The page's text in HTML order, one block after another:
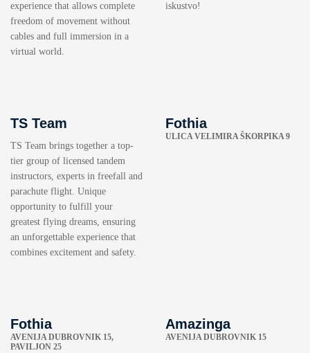
experience that allows complete
freedom of movement without
cables and full immersion in a
virtual world.
iskustvo!
TS Team
TS Team brings together a top-
tier group of licensed tandem
instructors, experts in freefall and
parachute flight. Unique
opportunity to fulfill your
greatest flying dreams, ensuring
an unforgettable experience that
combines excitement and safety.
Fothia
ULICA VELIMIRA ŠKORPIKA 9
Fothia
AVENIJA DUBROVNIK 15,
PAVILJON 25
Amazinga
AVENIJA DUBROVNIK 15